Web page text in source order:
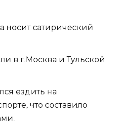
носит сатирический
в г.Москва и Тульской
ездить на
что составило